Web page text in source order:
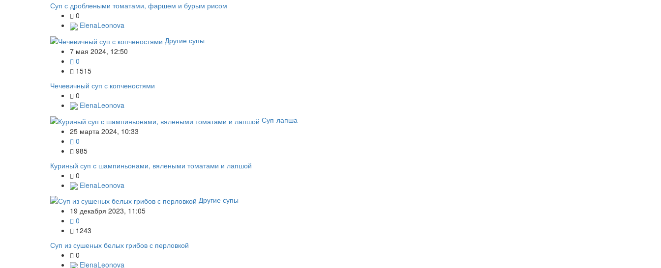
Суп с дроблеными томатами, фаршем и бурым рисом
0
ElenaLeonova
Другие супы
7 мая 2024, 12:50
0
1515
Чечевичный суп с копченостями
0
ElenaLeonova
Суп-лапша
25 марта 2024, 10:33
0
985
Куриный суп с шампиньонами, вялеными томатами и лапшой
0
ElenaLeonova
Другие супы
19 декабря 2023, 11:05
0
1243
Суп из сушеных белых грибов с перловкой
0
ElenaLeonova